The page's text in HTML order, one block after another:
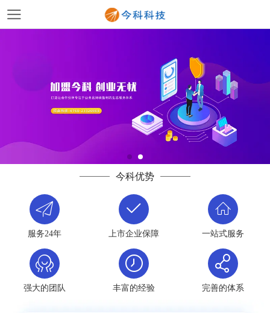
今科优势
服务24年 上市企业保障 一站式服务
强大的团队 丰富的经验 完善的体系